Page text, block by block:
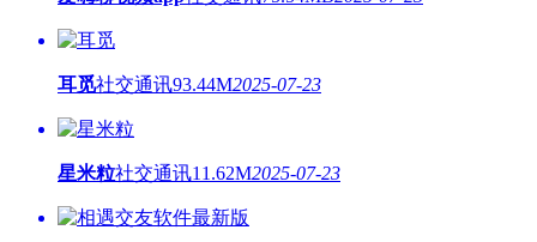
耳觅社交通讯93.44M2025-07-23
星米粒社交通讯11.62M2025-07-23